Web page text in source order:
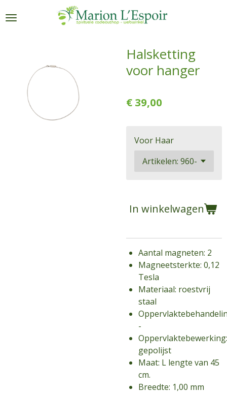
direct
Halsketting
voor hanger
€ 39,00
Voor Haar
In winkelwagen
Aantal magneten: 2
Magneetsterkte: 0,12
Tesla
Materiaal: roestvrij
staal
-
Oppervlaktebewerking:
gepolijst
Maat: L lengte van 45
cm.
Breedte: 1,00 mm